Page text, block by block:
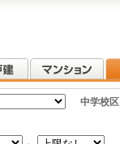
中学校区